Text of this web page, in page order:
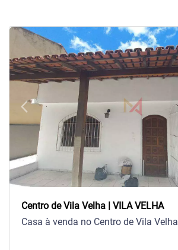
arrow_back_iosPrevious
Centro de Vila Velha | VILA VELHA
Casa à venda no Centro de Vila Velha